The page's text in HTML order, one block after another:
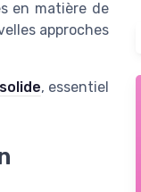
en matière de
approches
, essentiel